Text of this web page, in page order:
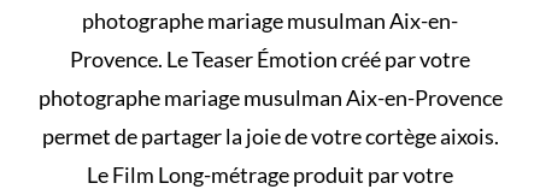
photographe mariage musulman Aix-en-
Provence. Le Teaser Émotion créé par votre
photographe mariage musulman Aix-en-Provence
permet de partager la joie de votre cortège aixois.
Le Film Long-métrage produit par votre